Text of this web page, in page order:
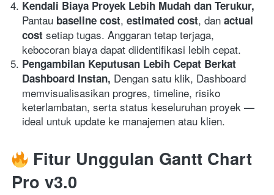
Pantau baseline cost, estimated cost, dan actual
cost setiap tugas. Anggaran tetap terjaga,
kebocoran biaya dapat diidentifikasi lebih cepat.
Pengambilan Keputusan Lebih Cepat Berkat
Dashboard Instan, Dengan satu klik, Dashboard
memvisualisasikan progres, timeline, risiko
keterlambatan, serta status keseluruhan proyek —
ideal untuk update ke manajemen atau klien.
Fitur Unggulan Gantt Chart
Pro v3.0